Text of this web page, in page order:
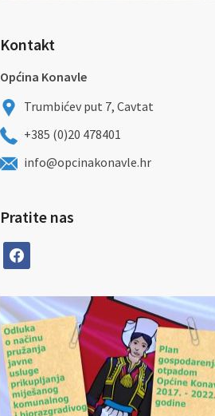
Kontakt
Općina Konavle
Trumbićev put 7, Cavtat
+385 (0)20 478401
info@opcinakonavle.hr
Pratite nas
facebook